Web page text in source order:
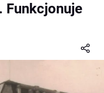
Funkcjonuje